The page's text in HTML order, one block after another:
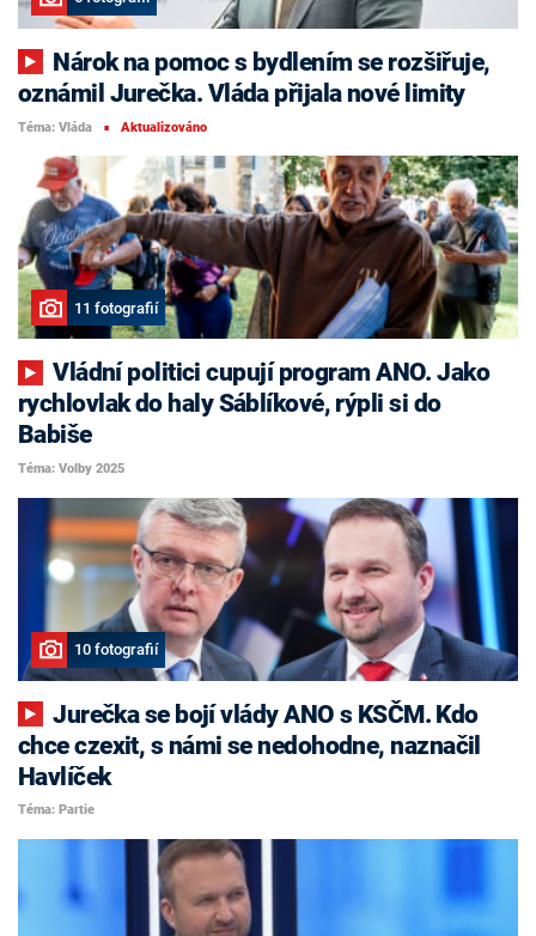
oznámil Jurečka. Vláda přijala nové limity
Téma: Vláda ■ Aktualizováno
11 fotografií
Vládní politici cupují program ANO. Jako
rychlovlak do haly Sáblíkové, rýpli si do
Babiše
Téma: Volby 2025
10 fotografií
Jurečka se bojí vlády ANO s KSČM. Kdo
chce czexit, s námi se nedohodne, naznačil
Havlíček
Téma: Partie